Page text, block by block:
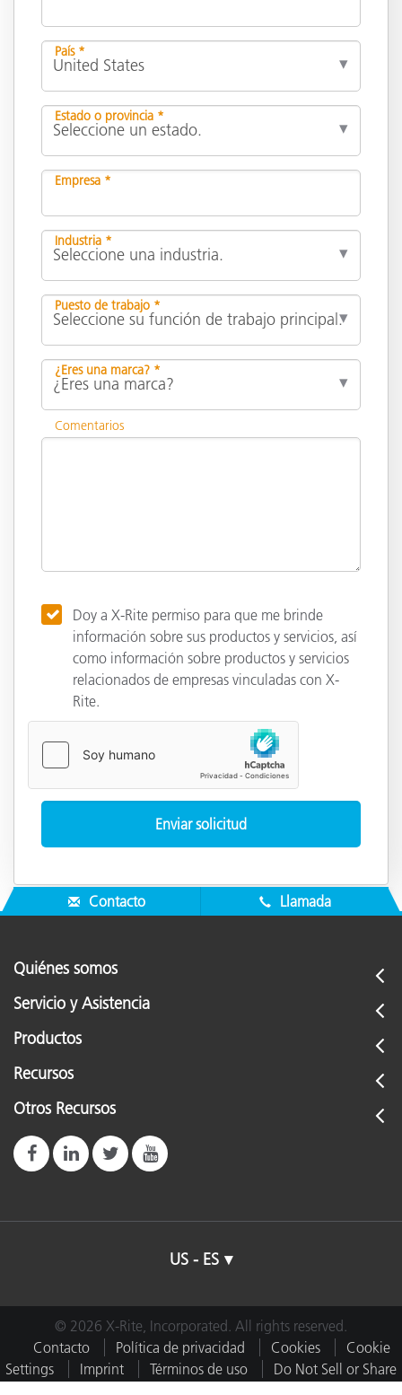
País *
Estado o provincia *
Empresa *
Industria *
Puesto de trabajo *
¿Eres una marca? *
Comentarios
Doy a X-Rite permiso para que me brinde
información sobre sus productos y servicios, así
como información sobre productos y servicios
relacionados de empresas vinculadas con X-
Rite.
Contacto Llamada
Quiénes somos
Servicio y Asistencia
Productos
Recursos
Otros Recursos
US - ES
© 2026 X-Rite, Incorporated. All rights reserved.
Contacto
Política de privacidad Cookies
Cookie
Settings
Imprint Términos de uso
Do Not Sell or Share